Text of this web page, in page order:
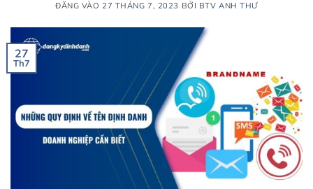
ĐĂNG VÀO27 THÁNG 7, 2023 BỞI BTV ANH THƯ
27
Th7